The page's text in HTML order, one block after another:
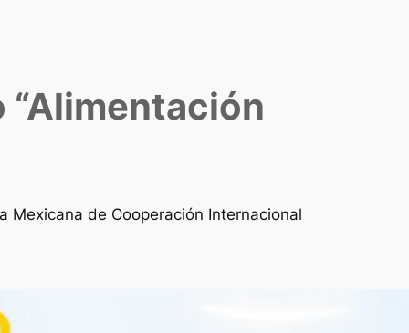
Mexicana de Cooperación Internacional